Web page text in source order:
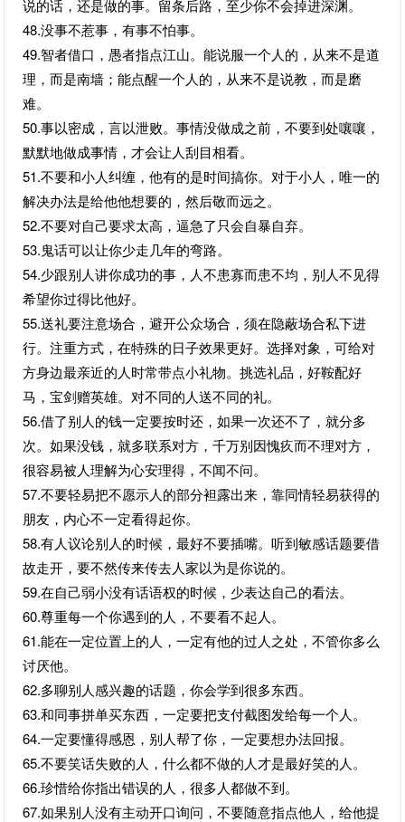
说的话，还是做的事。留条后路，至少你不会掉进深渊。
48.没事不惹事，有事不怕事。
49.智者借口，愚者指点江山。能说服一个人的，从来不是道
理，而是南墙；能点醒一个人的，从来不是说教，而是磨
难。
50.事以密成，言以泄败。事情没做成之前，不要到处嚷嚷，
默默地做成事情，才会让人刮目相看。
51.不要和小人纠缠，他有的是时间搞你。对于小人，唯一的
解决办法是给他他想要的，然后敬而远之。
52.不要对自己要求太高，逼急了只会自暴自弃。
53.鬼话可以让你少走几年的弯路。
54.少跟别人讲你成功的事，人不患寡而患不均，别人不见得
希望你过得比他好。
55.送礼要注意场合，避开公众场合，须在隐蔽场合私下进
行。注重方式，在特殊的日子效果更好。选择对象，可给对
方身边最亲近的人时常带点小礼物。挑选礼品，好鞍配好
马，宝剑赠英雄。对不同的人送不同的礼。
56.借了别人的钱一定要按时还，如果一次还不了，就分多
次。如果没钱，就多联系对方，千万别因愧疚而不理对方，
很容易被人理解为心安理得，不闻不问。
57.不要轻易把不愿示人的部分袒露出来，靠同情轻易获得的
朋友，内心不一定看得起你。
58.有人议论别人的时候，最好不要插嘴。听到敏感话题要借
故走开，要不然传来传去人家以为是你说的。
59.在自己弱小没有话语权的时候，少表达自己的看法。
60.尊重每一个你遇到的人，不要看不起人。
61.能在一定位置上的人，一定有他的过人之处，不管你多么
讨厌他。
62.多聊别人感兴趣的话题，你会学到很多东西。
63.和同事拼单买东西，一定要把支付截图发给每一个人。
64.一定要懂得感恩，别人帮了你，一定要想办法回报。
65.不要笑话失败的人，什么都不做的人才是最好笑的人。
66.珍惜给你指出错误的人，很多人都做不到。
67.如果别人没有主动开口询问，不要随意指点他人，给他提